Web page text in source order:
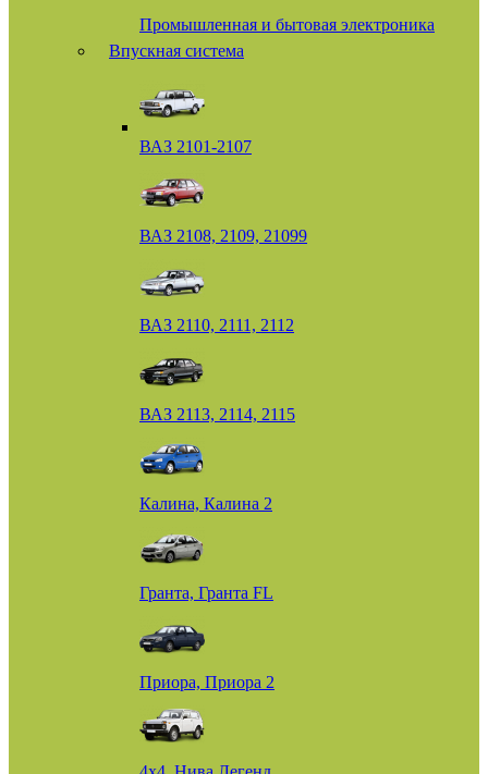
Промышленная и бытовая электроника
Впускная система
ВАЗ 2101-2107
ВАЗ 2108, 2109, 21099
ВАЗ 2110, 2111, 2112
ВАЗ 2113, 2114, 2115
Калина, Калина 2
Гранта, Гранта FL
Приора, Приора 2